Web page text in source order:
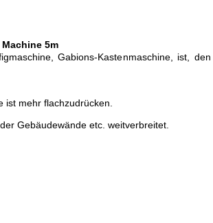
5m
Gabions-Kastenmaschine, ist,
mehr flachzudrücken.
Gebäudewände etc. weitverbreitet.